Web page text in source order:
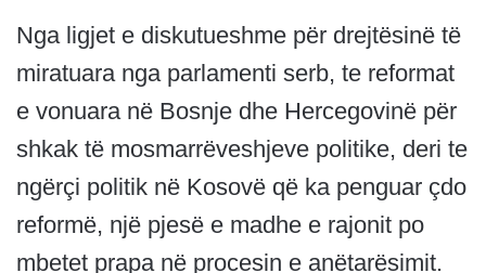
Nga ligjet e diskutueshme për drejtësinë të
miratuara nga parlamenti serb, te reformat
e vonuara në Bosnje dhe Hercegovinë për
shkak të mosmarrëveshjeve politike, deri te
ngërçi politik në Kosovë që ka penguar çdo
reformë, një pjesë e madhe e rajonit po
mbetet prapa në procesin e anëtarësimit.